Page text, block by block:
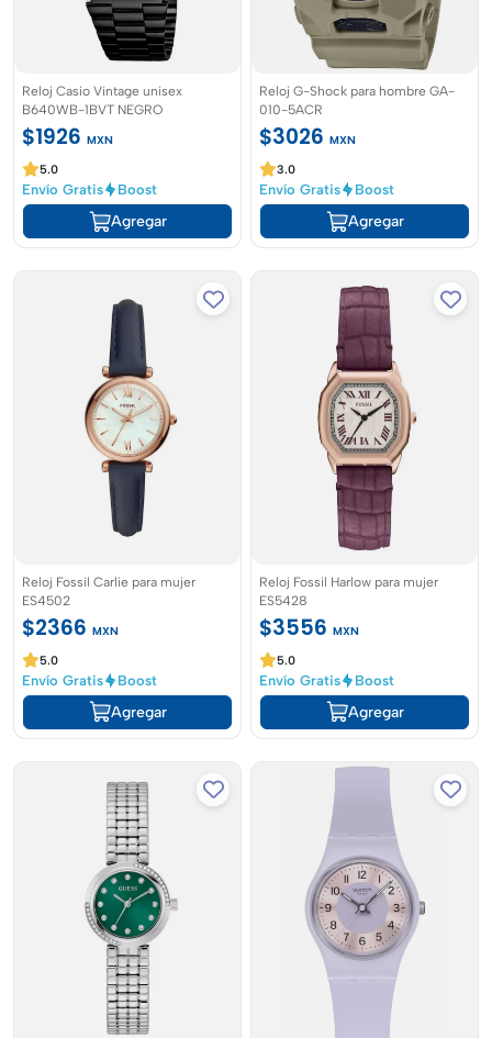
Reloj Casio Vintage unisex
B640WB-1BVT NEGRO
$1926 MXN
5.0
Envío Gratis Boost
Agregar
Reloj G-Shock para hombre GA-
010-5ACR
$3026 MXN
3.0
Envío Gratis Boost
Agregar
Reloj Fossil Carlie para mujer
ES4502
$2366 MXN
5.0
Envío Gratis Boost
Agregar
Reloj Fossil Harlow para mujer
ES5428
$3556 MXN
5.0
Envío Gratis Boost
Agregar